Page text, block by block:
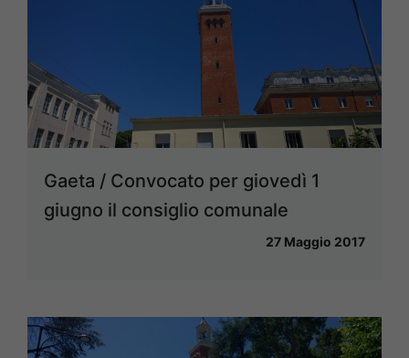
Gaeta / Convocato per giovedì 1
giugno il consiglio comunale
27 Maggio 2017